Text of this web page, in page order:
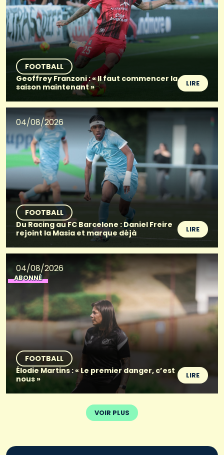
FOOTBALL
Geoffrey Franzoni : « Il faut commencer la
saison maintenant »
LIRE
04/08/2026
FOOTBALL
Du Racing au FC Barcelone : Daniel Freire
rejoint la Masia et marque déjà
LIRE
04/08/2026
ABONNÉ
FOOTBALL
Élodie Martins : « Le premier danger, c’est
nous »
LIRE
VOIR PLUS